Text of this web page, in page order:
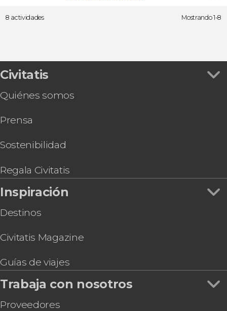
8 actividades Mostrando 1-8
Civitatis
Quiénes somos
Prensa
Sostenibilidad
Regala Civitatis
Inspiración
Destinos
Civitatis Magazine
Guías de viajes
Trabaja con nosotros
Proveedores